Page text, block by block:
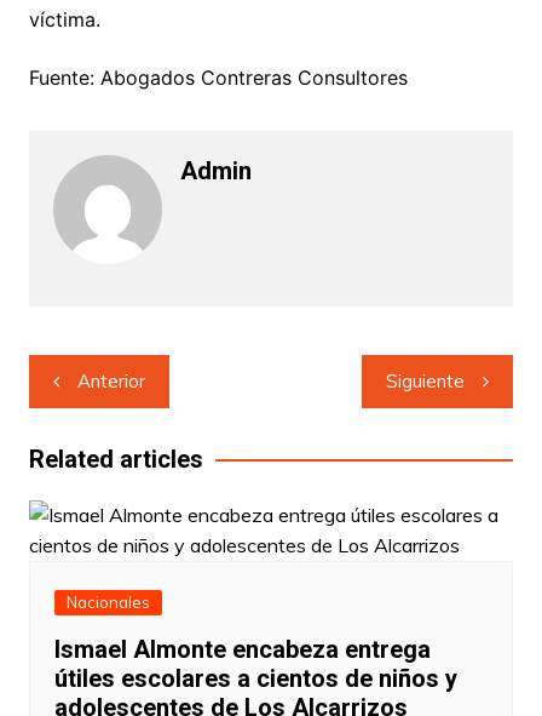
víctima.
Fuente: Abogados Contreras Consultores
Admin
Navegación
de
entradas
Anterior Siguiente
Related articles
Nacionales
Ismael Almonte encabeza entrega
útiles escolares a cientos de niños y
adolescentes de Los Alcarrizos